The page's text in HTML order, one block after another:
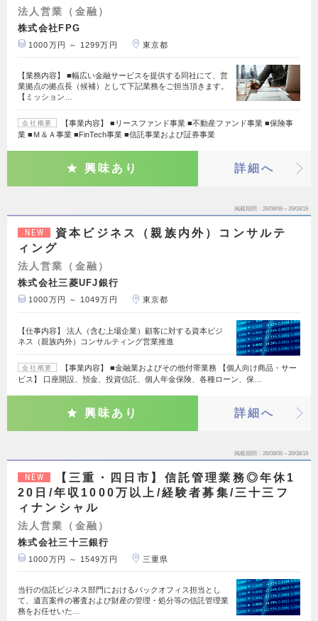
法人営業（金融）
株式会社FPG
1000万円 ～ 1299万円 東京都
【業務内容】 ■幅広い金融サービスを提供する同社にて、営
業拠点の拠点長（候補）として下記業務をご担当頂きます。
【ミッション…
会社概要
【事業内容】 ■リースファンド事業 ■不動産ファンド事業 ■保険事
業 ■Ｍ＆Ａ事業 ■FinTech事業 ■信託事業および証券事業
興味あり 詳細へ
掲載期間 26/08/06～26/08/19
NEW
資本ビジネス（親族内外）コンサルテ
ィング
法人営業（金融）
株式会社三菱UFJ銀行
1000万円 ～ 1049万円 東京都
【仕事内容】 法人（含む上場企業）顧客に対する資本ビジ
ネス（親族内外）コンサルティング営業推進
会社概要
【事業内容】 ■金融業およびその他付帯業務 【個人向け商品・サー
ビス】 口座開設、預金、投資信託、個人年金保険、各種ローン、保…
興味あり 詳細へ
掲載期間 26/08/06～26/08/19
NEW
【三重・四日市】信託管理業務◎年休1
20日/年収1000万以上/経験者募集/三十三フ
ィナンシャル
法人営業（金融）
株式会社三十三銀行
1000万円 ～ 1549万円 三重県
当行の信託ビジネス部門におけるバックオフィス担当とし
て、遺言案件の審査および財産の管理・処分等の信託管理業
務をお任せいた…